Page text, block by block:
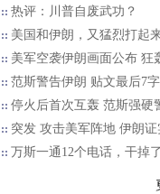
热评：川普自废武功？
美国和伊朗，又猛烈打起
美军空袭伊朗画面公布 狂
范斯警告伊朗 贴文最后7
停火后首次互轰 范斯强硬
突发 攻击美军阵地 伊朗证
万斯一通12个电话，干掉